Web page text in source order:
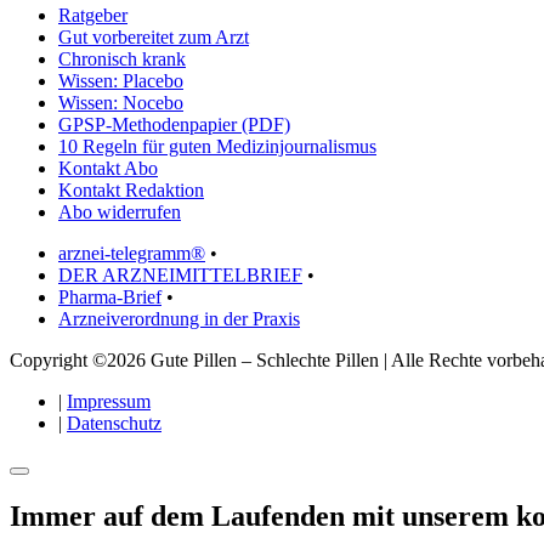
Ratgeber
Gut vorbereitet zum Arzt
Chronisch krank
Wissen: Placebo
Wissen: Nocebo
GPSP-Methodenpapier (PDF)
10 Regeln für guten Medizinjournalismus
Kontakt Abo
Kontakt Redaktion
Abo widerrufen
arznei-telegramm® •
DER ARZNEIMITTELBRIEF •
Pharma-Brief•
Arzneiverordnung in der Praxis
Copyright ©2026 Gute Pillen – Schlechte Pillen | Alle Rechte
| Impressum
| Datenschutz
Immer auf dem Laufenden mit unserem